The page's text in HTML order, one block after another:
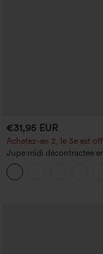
€31,95 EUR
Achetez-en 2, le 3e est
Jupe midi décontractée
côtelé, taille mi-haute,
latérales à rabat